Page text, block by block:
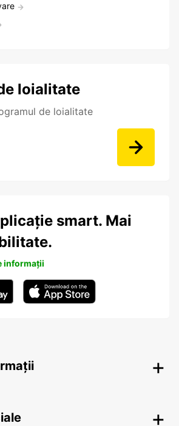
loialitate
de loialitate
smart. Mai
informații